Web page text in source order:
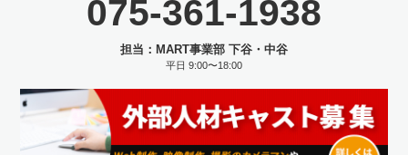
075-361-1938
担当：MART事業部 下谷・中谷
平日 9:00〜18:00